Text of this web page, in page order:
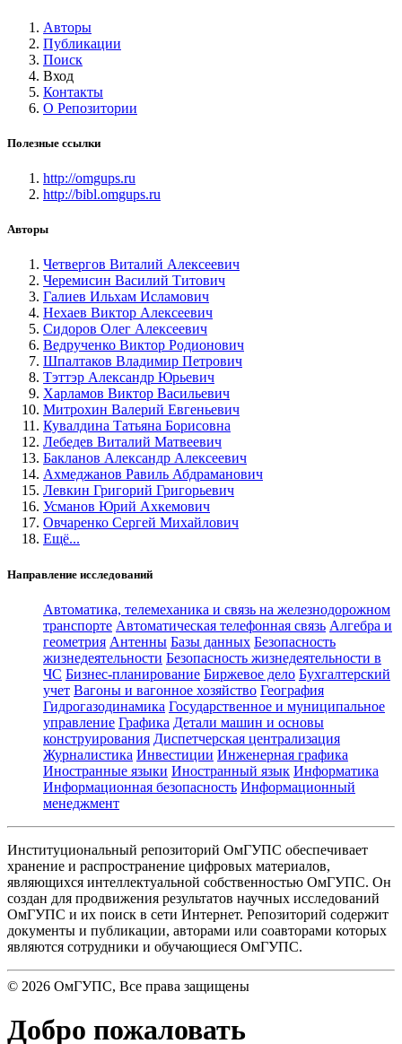
Авторы
Публикации
Поиск
Вход
Контакты
О Репозитории
Полезные ссылки
http://omgups.ru
http://bibl.omgups.ru
Авторы
Четвергов Виталий Алексеевич
Черемисин Василий Титович
Галиев Ильхам Исламович
Нехаев Виктор Алексеевич
Сидоров Олег Алексеевич
Ведрученко Виктор Родионович
Шпалтаков Владимир Петрович
Тэттэр Александр Юрьевич
Харламов Виктор Васильевич
Митрохин Валерий Евгеньевич
Кувалдина Татьяна Борисовна
Лебедев Виталий Матвеевич
Бакланов Александр Алексеевич
Ахмеджанов Равиль Абдраманович
Левкин Григорий Григорьевич
Усманов Юрий Ахкемович
Овчаренко Сергей Михайлович
Ещё...
Направление исследований
Автоматика, телемеханика и связь на железнодорожном
транспорте Автоматическая телефонная связь Алгебра и
геометрия Антенны Базы данных Безопасность
жизнедеятельности Безопасность жизнедеятельности в
ЧС Бизнес-планирование Биржевое дело Бухгалтерский
учет Вагоны и вагонное хозяйство География
Гидрогазодинамика Государственное и муниципальное
управление Графика Детали машин и основы
конструирования Диспетчерская централизация
Журналистика Инвестиции Инженерная графика
Иностранные языки Иностранный язык Информатика
Информационная безопасность Информационный
менеджмент
Институциональный репозиторий ОмГУПС обеспечивает
хранение и распространение цифровых материалов,
являющихся интеллектуальной собственностью ОмГУПС. Он
создан для продвижения результатов научных исследований
ОмГУПС и их поиск в сети Интернет. Репозиторий содержит
документы и публикации, авторами или соавторами которых
являются сотрудники и обучающиеся ОмГУПС.
© 2026 ОмГУПС, Все права защищены
Добро пожаловать